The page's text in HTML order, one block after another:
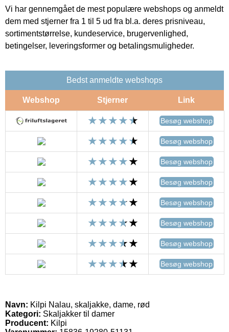
Vi har gennemgået de mest populære webshops og anmeldt
dem med stjerner fra 1 til 5 ud fra bl.a. deres prisniveau,
sortimentstørrelse, kundeservice, brugervenlighed,
betingelser, leveringsformer og betalingsmuligheder.
Bedst anmeldte webshops
Webshop Stjerner Link
Besøg webshop
Besøg webshop
Besøg webshop
Besøg webshop
Besøg webshop
Besøg webshop
Besøg webshop
Besøg webshop
Navn: Kilpi Nalau, skaljakke, dame, rød
Kategori: Skaljakker til damer
Producent: Kilpi